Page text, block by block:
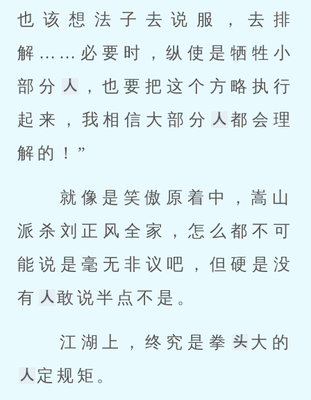
也该想法子去说服，去排
解……必要时，纵使是牺牲小
部分
，也要把这个方略执行
起来，我相信大部分
都会理
解的！”
派杀刘正风全家，怎么都不可
能说是毫无非议吧，但硬是没
有
敢说半点不是。
江湖上，终究是拳
大的
定规矩。